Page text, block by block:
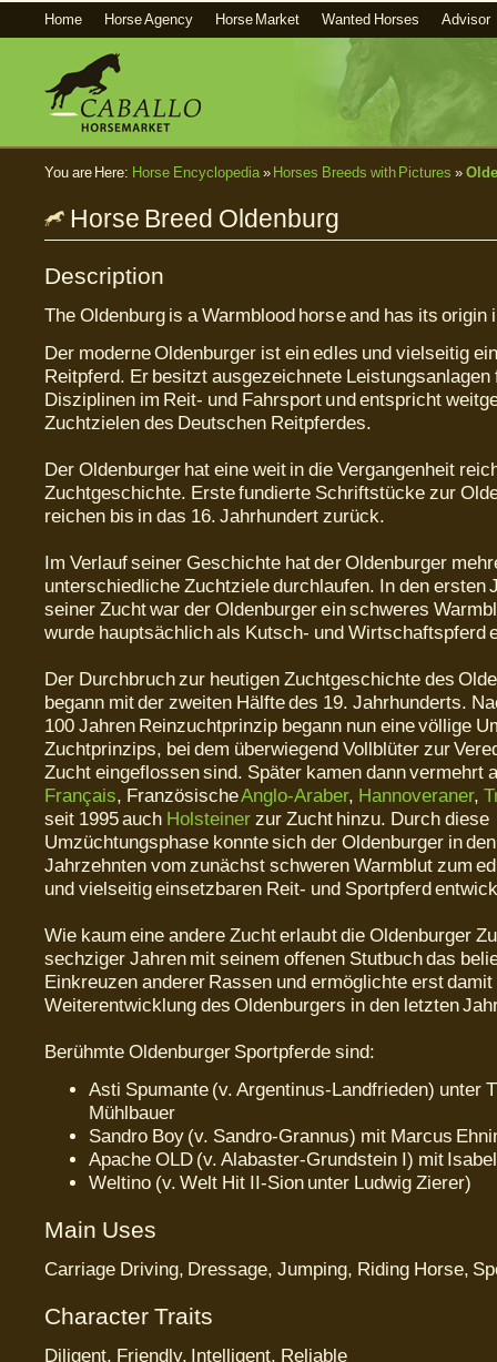
Home Horse Agency Horse Market Wanted Horses Advisor
You are Here: Horse Encyclopedia» Horses Breeds with Pictures »
Horse Breed Oldenburg
Description
The Oldenburg is a Warmblood horse and has its origin
Der moderne Oldenburger ist ein edles und vielseitig
Reitpferd. Er besitzt ausgezeichnete Leistungsanlagen
Disziplinen im Reit- und Fahrsport und entspricht
Zuchtzielen des Deutschen Reitpferdes.
Der Oldenburger hat eine weit in die Vergangenheit
Zuchtgeschichte. Erste fundierte Schriftstücke zur
reichen bis in das 16. Jahrhundert zurück.
Im Verlauf seiner Geschichte hat der Oldenburger
unterschiedliche Zuchtziele durchlaufen. In den ersten
seiner Zucht war der Oldenburger ein schweres
wurde hauptsächlich als Kutsch- und Wirtschaftspferd
Der Durchbruch zur heutigen Zuchtgeschichte des
begann mit der zweiten Hälfte des 19. Jahrhunderts.
100 Jahren Reinzuchtprinzip begann nun eine völlige
Zuchtprinzips, bei dem überwiegend Vollblüter zur
Zucht eingeflossen sind. Später kamen dann vermehrt
Français, FranzösischeAnglo-Araber, Hannoveraner,
seit 1995 auch Holsteiner zur Zucht hinzu. Durch diese
Umzüchtungsphase konnte sich der Oldenburger in
Jahrzehnten vom zunächst schweren Warmblut zum
und vielseitig einsetzbaren Reit- und Sportpferd
Wie kaum eine andere Zucht erlaubt die Oldenburger
sechziger Jahren mit seinem offenen Stutbuch das
Einkreuzen anderer Rassen und ermöglichte erst
Weiterentwicklung des Oldenburgers in den letzten
Berühmte Oldenburger Sportpferde sind:
Asti Spumante (v. Argentinus-Landfrieden) unter
Mühlbauer
Sandro Boy (v. Sandro-Grannus) mit Marcus
Apache OLD (v. Alabaster-Grundstein I) mit
Weltino (v. Welt Hit II-Sion unter Ludwig Zierer)
Main Uses
Carriage Driving, Dressage, Jumping, Riding Horse,
Character Traits
Diligent, Friendly, Intelligent, Reliable